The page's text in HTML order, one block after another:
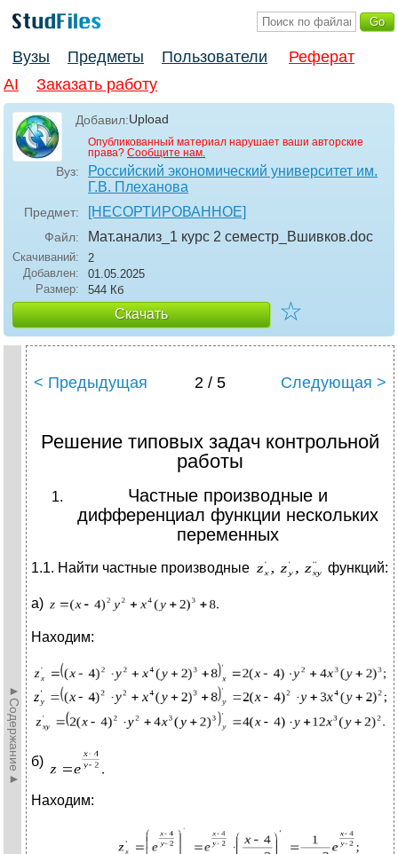
Вузы Предметы Пользователи
Реферат
AI
Заказать работу
Добавил:Upload
Опубликованный материал нарушает ваши авторские
права? Сообщите нам.
Вуз:
Российский экономический университет им.
Г.В. Плеханова
Предмет: [НЕСОРТИРОВАННОЕ]
Файл: Мат.анализ_1 курс 2 семестр_Вшивков.doc
Скачиваний:
2
Добавлен:
01.05.2025
Размер:
544 Кб
Скачать ☆
►Содержание►
< Предыдущая 2 / 5 Следующая >
Решение типовых задач контрольной
работы
Частные производные и
дифференциал функции нескольких
переменных
1.1. Найти частные производные функций:
а)
Находим:
б)
Находим: